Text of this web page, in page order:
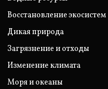
Восстановление экосистем
Дикая природа
Загрязнение и отходы
Изменение климата
Моря и океаны